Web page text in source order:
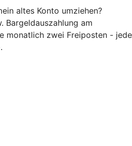
altes Konto umziehen?
Bargeldauszahlung am
monatlich zwei Freiposten - jede